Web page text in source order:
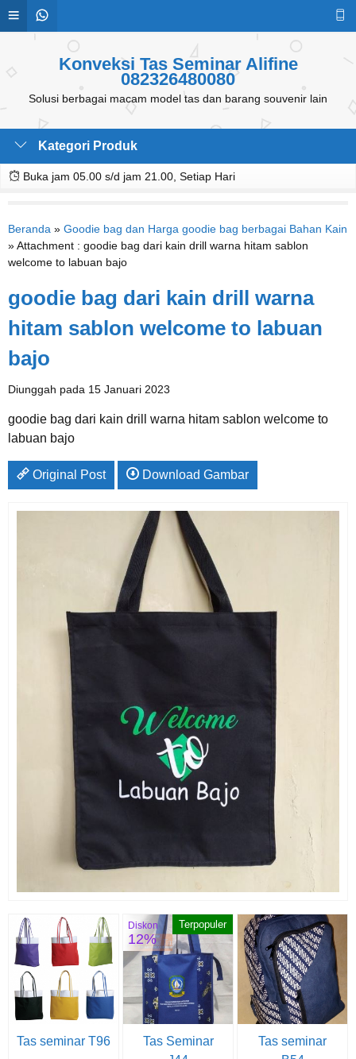
Konveksi Tas Seminar Alifine
082326480080
Solusi berbagai macam model tas dan barang souvenir lain
Kategori Produk
Buka jam 05.00 s/d jam 21.00, Setiap Hari
Beranda » Goodie bag dan Harga goodie bag berbagai Bahan Kain
» Attachment : goodie bag dari kain drill warna hitam sablon
welcome to labuan bajo
goodie bag dari kain drill warna
hitam sablon welcome to labuan
bajo
Diunggah pada 15 Januari 2023
goodie bag dari kain drill warna hitam sablon welcome to
labuan bajo
Original Post Download Gambar
Tas seminar T96
Terpopuler
Diskon
12%
Tas Seminar
Tas seminar